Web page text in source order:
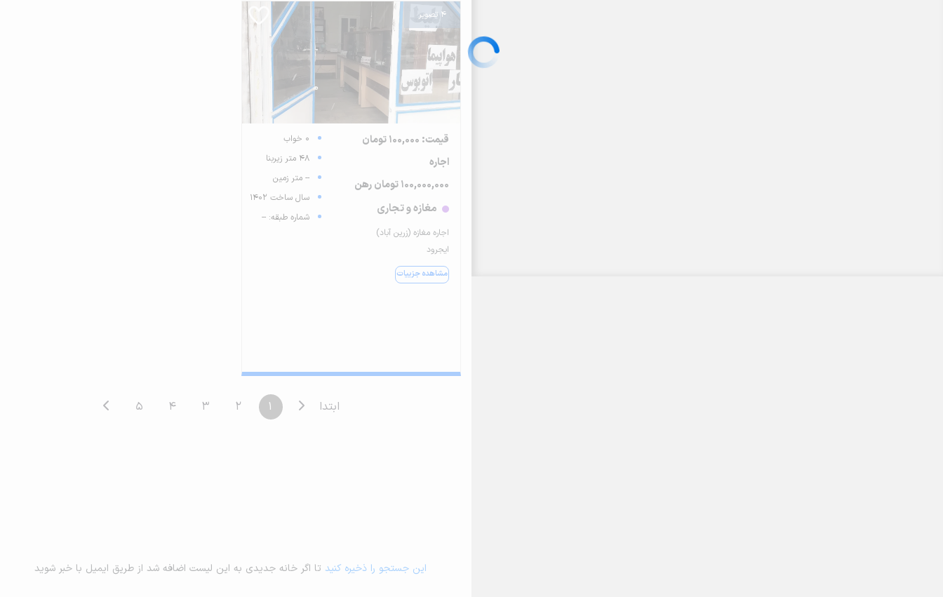
4 تصویر
قیمت: 100,000 تومان
اجاره
100,000,000 تومان رهن
مغازه و تجاری
اجاره مغازه (زرین آباد)
ایجرود
مشاهده جزییات
0 خواب
48 متر زیربنا
-- متر زمین
سال ساخت 1402
شماره طبقه: --
ابتدا 1
2
3
4
5
این جستجو را ذخیره کنید تا اگر خانه جدیدی به این لیست اضافه شد از طریق ایمیل با خبر شوید